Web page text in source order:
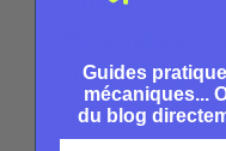
(revendeur ou
Taille :L (idéal
Guides
mécaniques...
du blog